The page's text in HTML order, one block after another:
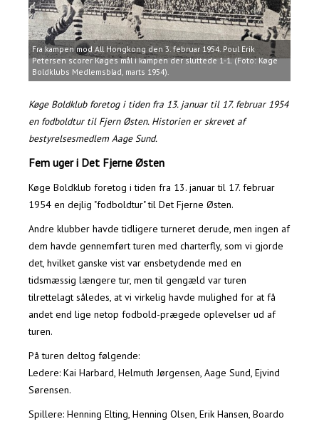
Fra kampen mod All Hongkong den 3. februar 1954. Poul Erik
Petersen scorer Køges mål i kampen der sluttede 1-1. (Foto: Køge
Boldklubs Medlemsblad, marts 1954).
Køge Boldklub foretog i tiden fra 13. januar til 17. februar 1954
en fodboldtur til Fjern Østen. Historien er skrevet af
bestyrelsesmedlem Aage Sund.
Fem uger i Det Fjerne Østen
Køge Boldklub foretog i tiden fra 13. januar til 17. februar
1954 en dejlig "fodboldtur" til Det Fjerne Østen.
Andre klubber havde tidligere turneret derude, men ingen af
dem havde gennemført turen med charterfly, som vi gjorde
det, hvilket ganske vist var ensbetydende med en
tidsmæssig længere tur, men til gengæld var turen
tilrettelagt således, at vi virkelig havde mulighed for at få
andet end lige netop fodbold-prægede oplevelser ud af
turen.
På turen deltog følgende:
Ledere: Kai Harbard, Helmuth Jørgensen, Aage Sund, Ejvind
Sørensen.
Spillere: Henning Elting, Henning Olsen, Erik Hansen, Boardo